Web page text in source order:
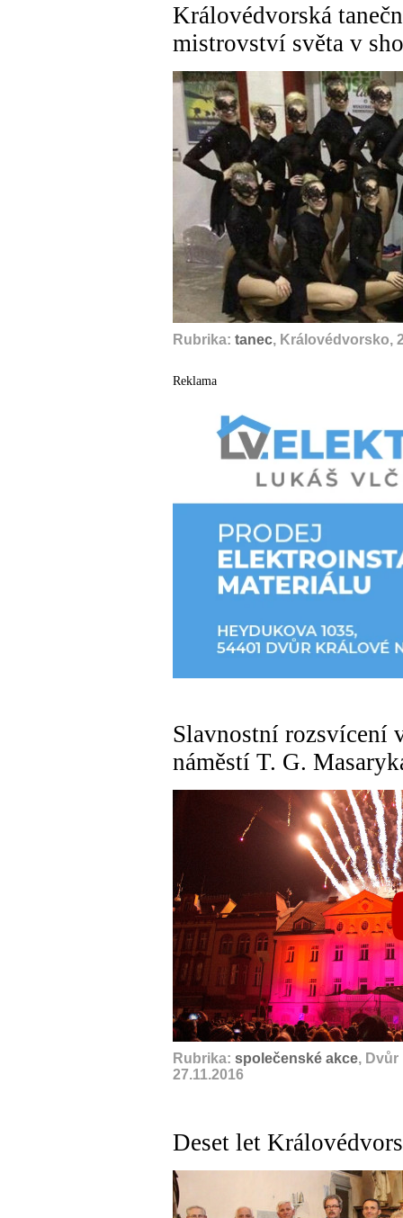
Královédvorská
mistrovství světa v
Rubrika: tanec, Královédvorsko,
Reklama
Slavnostní rozsvícení
náměstí T. G.
Rubrika: společenské akce, Dvůr
27.11.2016
Deset let